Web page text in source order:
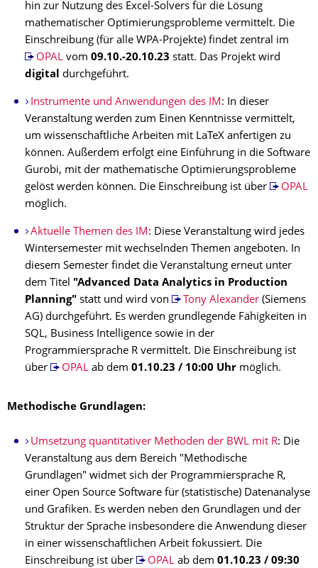
hin zur Nutzung des Excel-Solvers für die Lösung
mathematischer Optimierungsprobleme vermittelt. Die
Einschreibung (für alle WPA-Projekte) findet zentral im
OPALvom 09.10.-20.10.23 statt. Das Projekt wird
digital
durchgeführt.
Instrumente und Anwendungen des IM : In dieser
Veranstaltung werden zum Einen Kenntnisse vermittelt,
um wissenschaftliche Arbeiten mit LaTeX anfertigen zu
können. Außerdem erfolgt eine Einführung in die Software
Gurobi, mit der mathematische Optimierungsprobleme
gelöst werden können. Die Einschreibung ist über
OPAL
möglich.
Aktuelle Themen des IM : Diese Veranstaltung wird jedes
Wintersemester mit wechselnden Themen angeboten. In
diesem Semester findet die Veranstaltung erneut unter
dem Titel "Advanced Data Analytics in Production
Planning" statt und wird von Tony Alexander(Siemens
AG) durchgeführt. Es werden grundlegende Fähigkeiten in
SQL, Business Intelligence sowie in der
Programmiersprache R vermittelt. Die Einschreibung ist
über
OPALab dem 01.10.23 / 10:00 Uhrmöglich.
Methodische Grundlagen:
Umsetzung quantitativer Methoden der BWL mit R: Die
Veranstaltung aus dem Bereich "Methodische
Grundlagen" widmet sich der Programmiersprache R,
einer Open Source Software für (statistische) Datenanalyse
und Grafiken. Es werden neben den Grundlagen und der
Struktur der Sprache insbesondere die Anwendung dieser
in einer wissenschaftlichen Arbeit fokussiert. Die
Einschreibung ist über
OPALab dem 01.10.23 / 09:30